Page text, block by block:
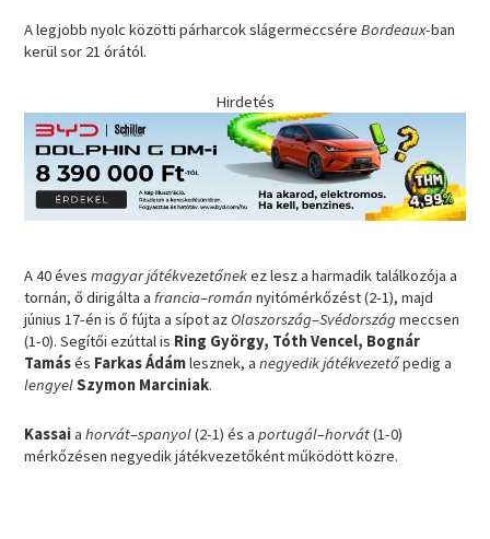
A legjobb nyolc közötti párharcok slágermeccséreBordeaux-ban
kerül sor 21 órától.
Hirdetés
A 40 éves magyar játékvezetőnekez lesz a harmadik találkozója a
tornán, ő dirigálta afrancia–román nyitómérkőzést (2-1), majd
június 17-én is ő fújta a sípot az Olaszország–Svédországmeccsen
(1-0). Segítői ezúttal is Ring György, Tóth Vencel, Bognár
Tamásés Farkas Ádámlesznek, anegyedik játékvezetőpedig a
lengyelSzymon Marciniak.
Kassaiahorvát–spanyol(2-1) és aportugál–horvát(1-0)
mérkőzésen negyedik játékvezetőként működött közre.